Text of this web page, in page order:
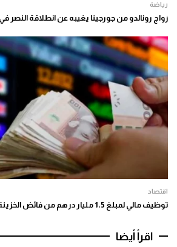
رياضة
زواج رونالدو من جورجينا يغيبه عن انطلاقة النصر
اقتصاد
توظيف مالي لمبلغ 1،5 مليار درهم من فائض الخزينة
اقرأ أيضا